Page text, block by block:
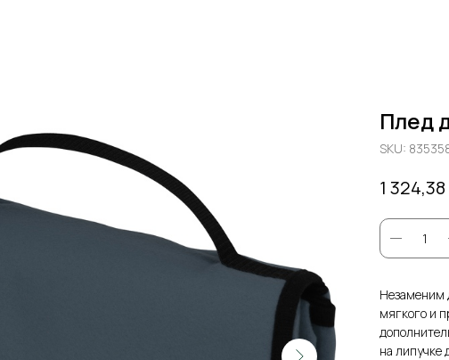
Плед
SKU:
1 324,38
Незаменим
мягкого и
на липучке